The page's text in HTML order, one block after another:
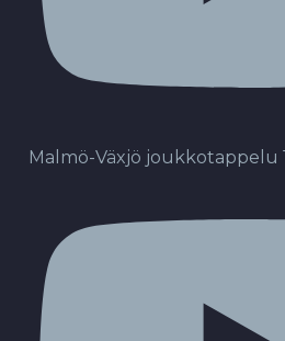
Malmö-Växjö joukkotappelu